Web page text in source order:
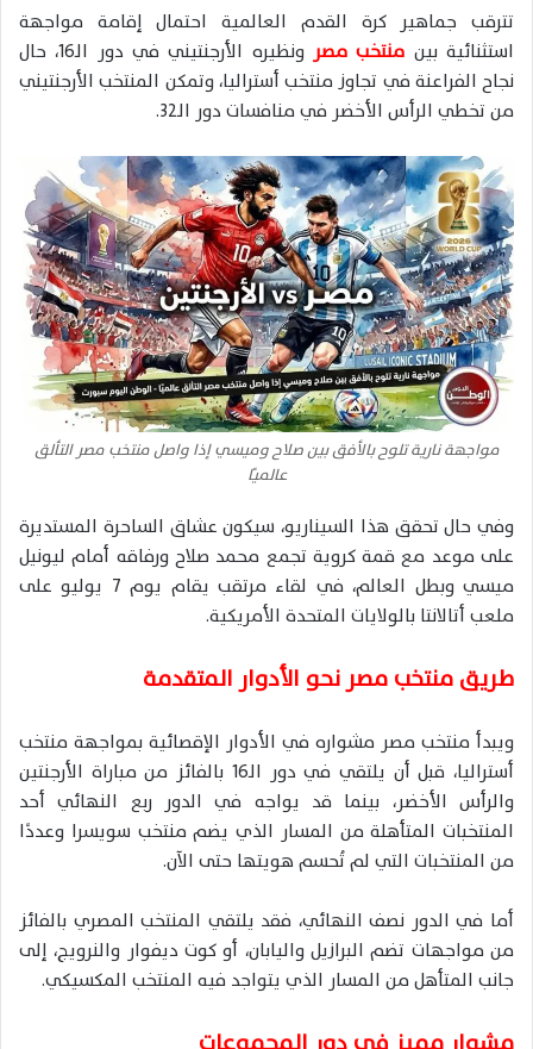
تترقب جماهير كرة القدم العالمية احتمال إقامة مواجهة
استثنائية بين منتخب مصر
ونظيره الأرجنتيني في دور الـ16، حال
نجاح الفراعنة في تجاوز منتخب أستراليا، وتمكن المنتخب الأرجنتيني
من تخطي الرأس الأخضر في منافسات دور الـ32.
مواجهة نارية تلوح بالأفق بين صلاح وميسي إذا واصل منتخب مصر التألق
عالميًا
وفي حال تحقق هذا السيناريو، سيكون عشاق الساحرة المستديرة
على موعد مع قمة كروية تجمع محمد صلاح ورفاقه أمام ليونيل
ميسي وبطل العالم، في لقاء مرتقب يقام يوم 7 يوليو على
ملعب أتالانتا بالولايات المتحدة الأمريكية.
طريق منتخب مصر نحو الأدوار المتقدمة
ويبدأ منتخب مصر مشواره في الأدوار الإقصائية بمواجهة منتخب
أستراليا، قبل أن يلتقي في دور الـ16 بالفائز من مباراة الأرجنتين
والرأس الأخضر، بينما قد يواجه في الدور ربع النهائي أحد
المنتخبات المتأهلة من المسار الذي يضم منتخب سويسرا وعددًا
من المنتخبات التي لم تُحسم هويتها حتى الآن.
أما في الدور نصف النهائي، فقد يلتقي المنتخب المصري بالفائز
من مواجهات تضم البرازيل واليابان، أو كوت ديفوار والنرويج، إلى
جانب المتأهل من المسار الذي يتواجد فيه المنتخب المكسيكي.